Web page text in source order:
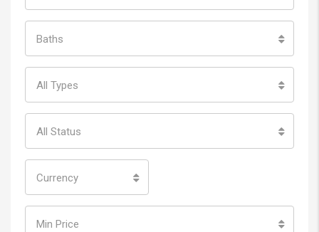
Baths
All Types
All Status
Currency
Min Price